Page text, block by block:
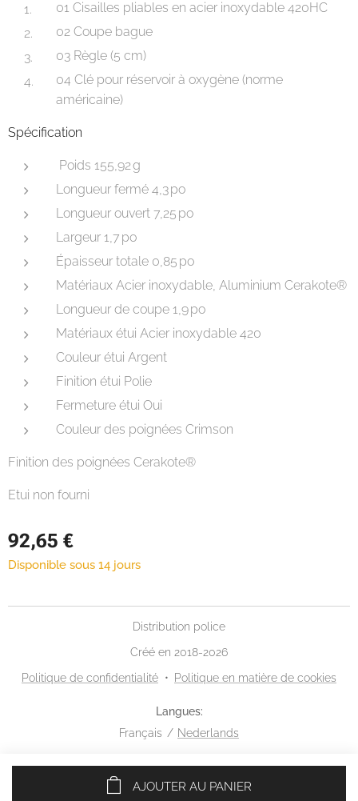
01 Cisailles pliables en acier inoxydable 420HC
02 Coupe bague
03 Règle (5 cm)
04 Clé pour réservoir à oxygène (norme
américaine)
Spécification
Poids 155,92 g
Longueur fermé 4,3 po
Longueur ouvert 7,25 po
Largeur 1,7 po
Épaisseur totale 0,85 po
Matériaux Acier inoxydable, Aluminium Cerakote®
Longueur de coupe 1,9 po
Matériaux étui Acier inoxydable 420
Couleur étui Argent
Finition étui Polie
Fermeture étui Oui
Couleur des poignées Crimson
Finition des poignées Cerakote®
Etui non fourni
92,65 €
Disponible sous 14 jours
AJOUTER AU PANIER
Distribution police
Créé en 2018-2026
Politique de confidentialité
Politique en matière de cookies
Langues
Français
Nederlands